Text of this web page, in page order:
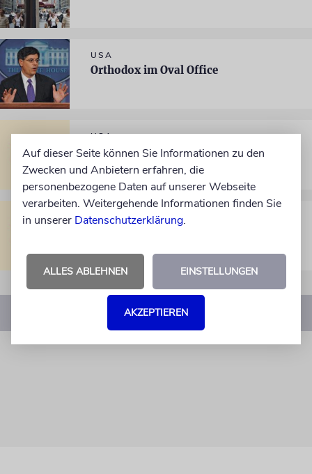
USA
Orthodox im Oval Office
USA
Das letzte Hemd
USA
3 4
Auf dieser Seite können Sie Informationen zu den
Zwecken und Anbietern erfahren, die
personenbezogene Daten auf unserer Webseite
verarbeiten. Weitergehende Informationen finden Sie
in unserer Datenschutzerklärung.
ALLES ABLEHNEN EINSTELLUNGEN
AKZEPTIEREN